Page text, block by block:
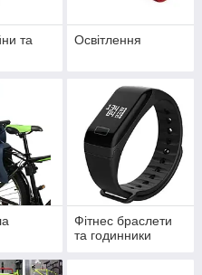
та
Освітлення
Фітнес браслети
та годинники